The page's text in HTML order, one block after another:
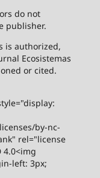
do not
publisher.
is authorized,
Ecosistemas
or cited.
by-nc-
rel="license
4.0<img
left: 3px;